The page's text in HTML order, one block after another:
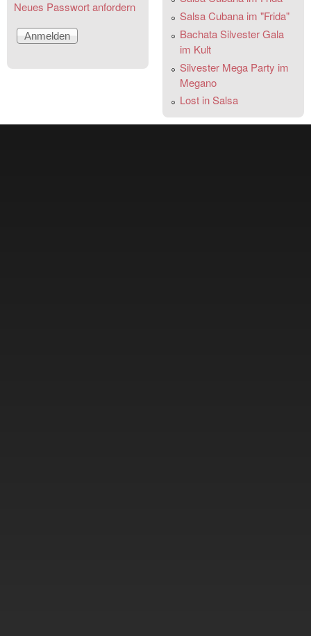
Neues Passwort anfordern
Salsa Cubana im "Frida"
Bachata Silvester Gala
im Kult
Silvester Mega Party im
Megano
Lost in Salsa